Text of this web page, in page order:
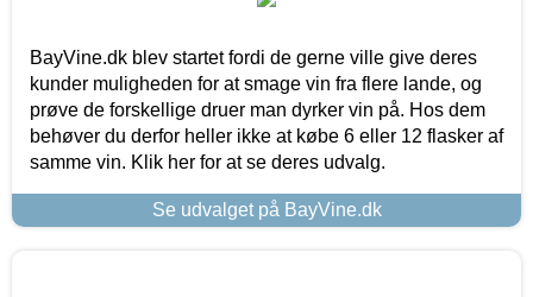
BayVine.dk blev startet fordi de gerne ville give deres
kunder muligheden for at smage vin fra flere lande, og
prøve de forskellige druer man dyrker vin på. Hos dem
behøver du derfor heller ikke at købe 6 eller 12 flasker af
samme vin. Klik her for at se deres udvalg.
Se udvalget på BayVine.dk